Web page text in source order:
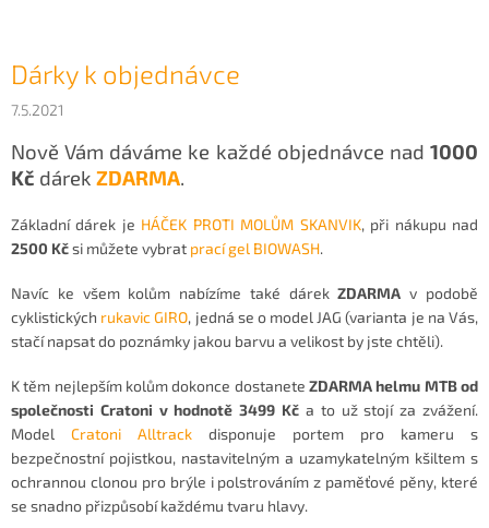
Dárky k objednávce
7.5.2021
Nově Vám dáváme ke každé objednávce nad 1000
Kč dárek ZDARMA.
Základní dárek je HÁČEK PROTI MOLŮM SKANVIK, při nákupu nad
2500 Kčsi můžete vybrat prací gel BIOWASH.
Navíc ke všem kolům nabízíme také dárekZDARMA v podobě
cyklistických rukavic GIRO, jedná se o model JAG (varianta je na Vás,
stačí napsat do poznámky jakou barvu a velikost by jste chtěli).
K těm nejlepším kolům dokonce dostanete ZDARMA helmu MTB od
společnosti Cratoni v hodnotě 3499 Kč a to už stojí za zvážení.
Model Cratoni Alltrack disponuje portem pro kameru s
bezpečnostní pojistkou, nastavitelným a uzamykatelným kšiltem s
ochrannou clonou pro brýle i polstrováním z paměťové pěny, které
se snadno přizpůsobí každému tvaru hlavy.